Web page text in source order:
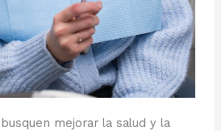
mejorar la salud y la